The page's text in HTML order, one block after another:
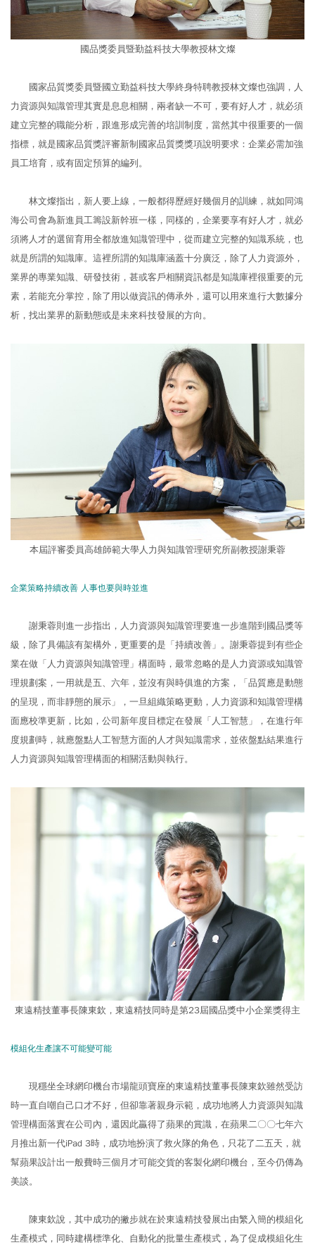
國品獎委員暨勤益科技大學教授林文燦
國家品質獎委員暨國立勤益科技大學終身特聘教授林文燦也強調，人
力資源與知識管理其實是息息相關，兩者缺一不可，要有好人才，就必須
建立完整的職能分析，跟進形成完善的培訓制度，當然其中很重要的一個
指標，就是國家品質獎評審新制國家品質獎獎項說明要求：企業必需加強
員工培育，或有固定預算的編列。
林文燦指出，新人要上線，一般都得歷經好幾個月的訓練，就如同鴻
海公司會為新進員工籌設新幹班一樣，同樣的，企業要享有好人才，就必
須將人才的選留育用全都放進知識管理中，從而建立完整的知識系統，也
就是所謂的知識庫。這裡所謂的知識庫涵蓋十分廣泛，除了人力資源外，
業界的專業知識、研發技術，甚或客戶相關資訊都是知識庫裡很重要的元
素，若能充分掌控，除了用以做資訊的傳承外，還可以用來進行大數據分
析，找出業界的新動態或是未來科技發展的方向。
本屆評審委員高雄師範大學人力與知識管理研究所副教授謝秉蓉
企業策略持續改善 人事也要與時並進
謝秉蓉則進一步指出，人力資源與知識管理要進一步進階到國品獎等
級，除了具備該有架構外，更重要的是「持續改善」。謝秉蓉提到有些企
業在做「人力資源與知識管理」構面時，最常忽略的是人力資源或知識管
理規劃案，一用就是五、六年，並沒有與時俱進的方案，「品質應是動態
的呈現，而非靜態的展示」，一旦組織策略更動，人力資源和知識管理構
面應校準更新，比如，公司新年度目標定在發展「人工智慧」，在進行年
度規劃時，就應盤點人工智慧方面的人才與知識需求，並依盤點結果進行
人力資源與知識管理構面的相關活動與執行。
東遠精技董事長陳東欽，東遠精技同時是第23屆國品獎中小企業獎得主
模組化生產讓不可能變可能
現穩坐全球網印機台市場龍頭寶座的東遠精技董事長陳東欽雖然受訪
時一直自嘲自己口才不好，但卻靠著親身示範，成功地將人力資源與知識
管理構面落實在公司內，還因此贏得了蘋果的賞識，在蘋果二〇〇七年六
月推出新一代iPad 3時，成功地扮演了救火隊的角色，只花了二五天，就
幫蘋果設計出一般費時三個月才可能交貨的客製化網印機台，至今仍傳為
美談。
陳東欽說，其中成功的撇步就在於東遠精技發展出由繁入簡的模組化
生產模式，同時建構標準化、自動化的批量生產模式，為了促成模組化生